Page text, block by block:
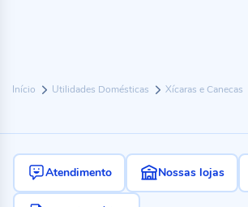
Início Utilidades Domésticas Xícaras e Canecas
Atendimento Nossas lojas